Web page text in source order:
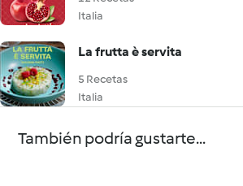
Italia
La frutta è servita
5 Recetas
Italia
También podría gustarte...